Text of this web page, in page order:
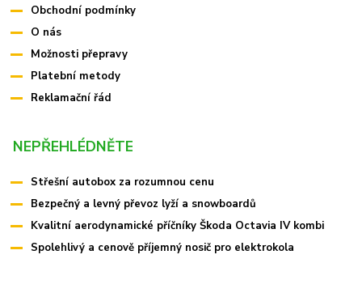
Obchodní podmínky
O nás
Možnosti přepravy
Platební metody
Reklamační řád
NEPŘEHLÉDNĚTE
Střešní autobox za rozumnou cenu
Bezpečný a levný převoz lyží a snowboardů
Kvalitní aerodynamické příčníky Škoda Octavia IV kombi
Spolehlivý a cenově příjemný nosič pro elektrokola